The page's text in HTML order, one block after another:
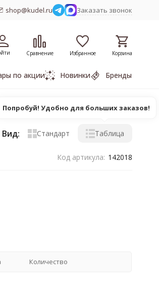
shop@kudel.ru Заказать звонок
Сравнение Избранное Корзина
по акции Новинки Бренды
02 GAMMA
Вид: Стандарт Таблица
Код артикула: 142018
Количество
Попробуй! Удобно для больших заказов!